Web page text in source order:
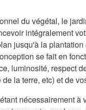
du végétal, le
intégralement
jusqu'à la
se fait en
luminosité, respect
la terre, etc) et de
nécessairement à